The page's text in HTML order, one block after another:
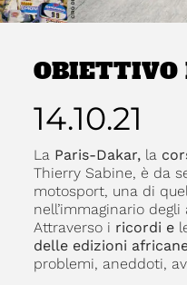
OBIETTIVO
14.10.21
La Paris-Dakar,la
Thierry Sabine, è da
motosport, una di
nell’immaginario
Attraverso i ricordi e
delle edizioni
problemi, aneddoti,